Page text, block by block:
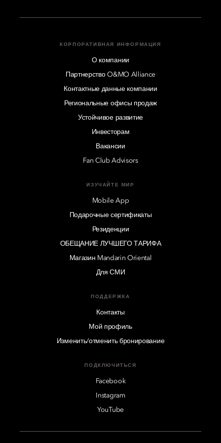
надзорный орган.КОРПОРАТИВНАЯ ИНФОРМАЦИЯ
О компании
Партнерство O&MO Alliance
Контактные данные компании
Региональные офисы продаж
Устойчивое развитие
Инвесторам
Вакансии
Fan Club Advisors
ИЗУЧАЙТЕ МИР
Mobile App
Подарочные сертификаты
Резиденции
ОБЕЩАНИЕ ЛУЧШЕГО ТАРИФА
Магазин Mandarin Oriental
Для СМИ
ПОДДЕРЖКА
Контакты
Мой профиль
Изменить/отменить бронирование
ПОДКЛЮЧИТЬСЯ
Facebook
Instagram
YouTube